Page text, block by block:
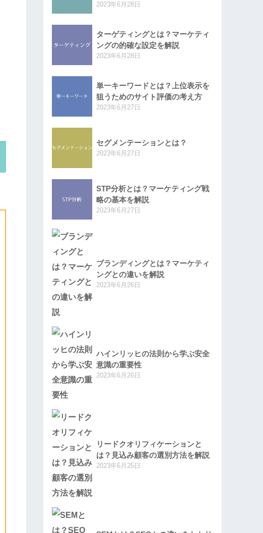
2023年6月28日
ターゲティングとは？マーケティ
ングの的確な設定を解説
2023年6月28日
単一キーワードとは？上位表示を
狙うためのサイト評価の考え方
2023年6月27日
セグメンテーションとは？
2023年6月27日
STP分析とは？マーケティング戦
略の基本を解説
2023年6月27日
ブランディングとは？マーケティ
ングとの違いを解説
2023年6月26日
ハインリッヒの法則から学ぶ安全
意識の重要性
2023年6月26日
リードクオリフィケーションと
は？見込み顧客の選別方法を解説
2023年6月25日